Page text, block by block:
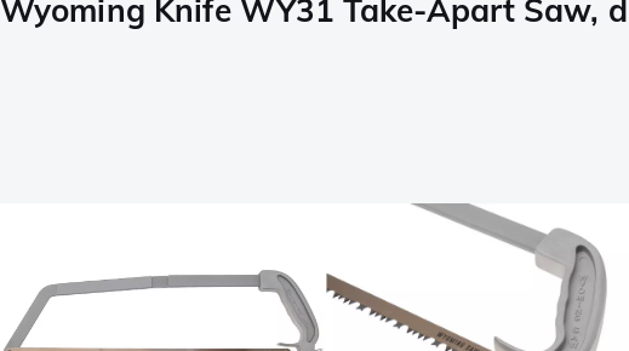
Wyoming Knife WY31 Take-Apart Saw,